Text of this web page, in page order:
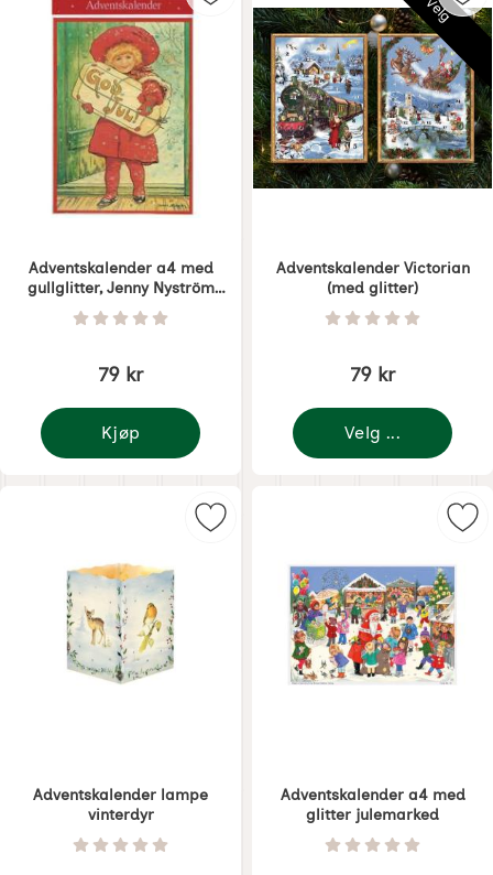
Adventskalender a4 med
gullglitter, Jenny Nyström
motiv Adventjente
Varenummer 6315Vurdering: 0 Stjerne av 5
79 kr
Kjøp
Adventskalender a4 med gullglitter, Jenny
Velg
Adventskalender Victorian
(med glitter)
Varenummer 6473Vurdering: 0
79 kr
Velg ...
Adventskalender lampe
vinterdyr
Varenummer 8140Vurdering: 0 Stjerne av 5
Merk adventskalender lampe
Adventskalender a4 med
glitter julemarked
Varenummer 8142Vurdering: 0